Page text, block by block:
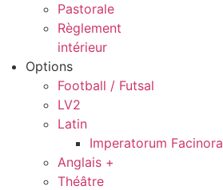
Pastorale
Règlement
intérieur
Options
Football / Futsal
LV2
Latin
Imperatorum Facinora
Anglais +
Théâtre